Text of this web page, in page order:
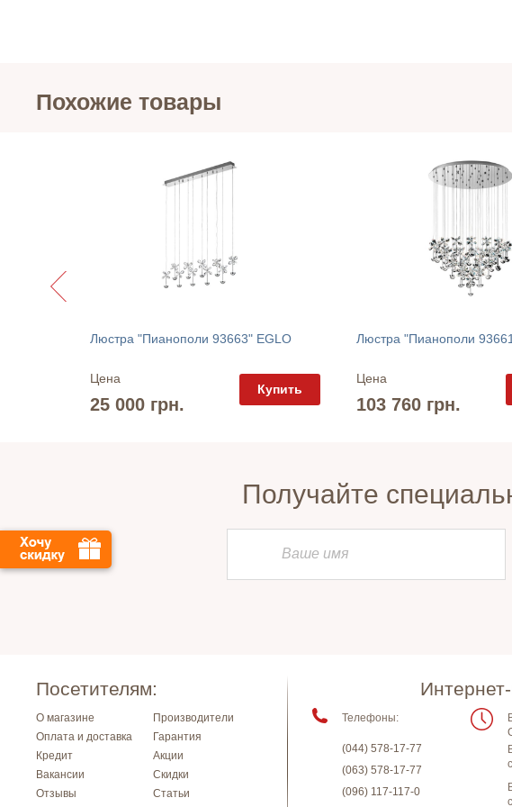
Похожие товары
Люстра "Пианополи 93663" EGLO
Цена
25 000 грн.
Купить
Люстра "Пианополи
Цена
103 760 грн.
Получайте
Посетителям:
О магазине
Производители
Оплата и доставка
Гарантия
Кредит
Акции
Вакансии
Скидки
Отзывы
Статьи
Телефоны:
(044) 578-17-77
(063) 578-17-77
(096) 117-117-0